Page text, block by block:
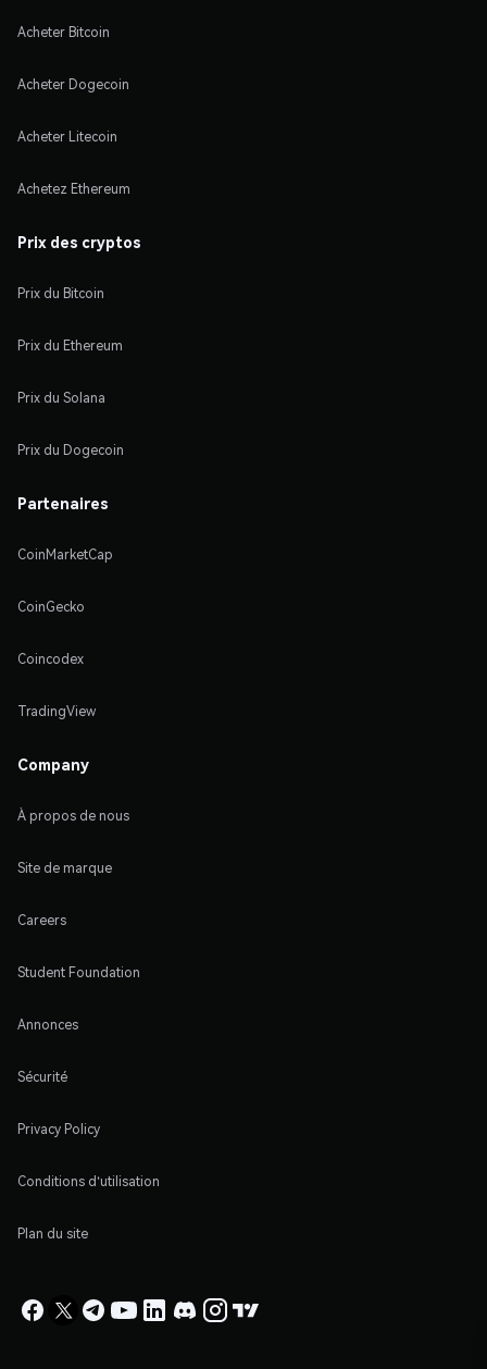
Acheter Bitcoin
Acheter Dogecoin
Acheter Litecoin
Achetez Ethereum
Prix des cryptos
Prix du Bitcoin
Prix du Ethereum
Prix du Solana
Prix du Dogecoin
Partenaires
CoinMarketCap
CoinGecko
Coincodex
TradingView
Company
À propos de nous
Site de marque
Careers
Student Foundation
Annonces
Sécurité
Privacy Policy
Conditions d'utilisation
Plan du site